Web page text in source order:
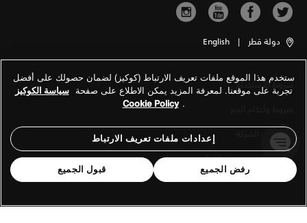
دولة قطر |
English
شروط الاستخدام
معلومات الشركة
سياسة الخصوصية والكوكيز
ستخدم هذا الموقع ملفات تعريف الارتباط (كوكيز) لضمان حصولك على أفضل
تجربة على موقعنا. لمعرفة المزيد يمكن الاطلاع على صفحة سياسة الكوكيز
.
Cookie Policy
إعدادات ملفات تعريف الارتباط
رفض الجميع قبول الجميع